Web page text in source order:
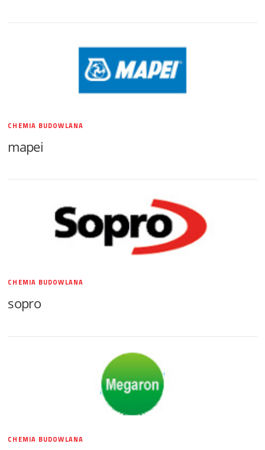
CHEMIA BUDOWLANA
mapei
CHEMIA BUDOWLANA
sopro
CHEMIA BUDOWLANA